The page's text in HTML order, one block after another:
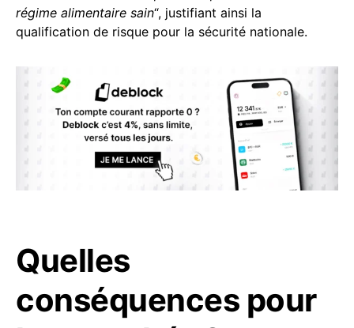
régime alimentaire sain“, justifiant ainsi la
qualification de risque pour la sécurité nationale.
Quelles
conséquences pour